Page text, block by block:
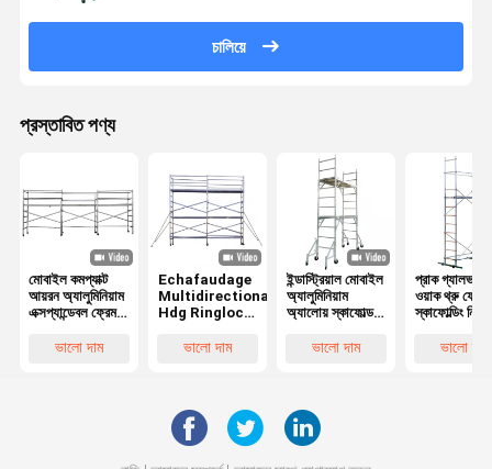
চালিয়ে
প্রস্তাবিত পণ্য
মোবাইল কমপ্যাক্ট
আয়রন অ্যালুমিনিয়াম
এক্সপ্যান্ডেবল ফ্রেম
স্কাফোল্ডিং কাঠের
ভালো দাম
Echafaudage
Multidirectional
Hdg Ringlock
System নির্মাণ
ভালো দাম
ইন্ডাস্ট্রিয়াল মোবাইল
অ্যালুমিনিয়াম
অ্যালোয় স্কাফোল্ড
ভাঁজযোগ্য আয়রন
ভালো দাম
প্রাক
ওয়াক থ্রু ফ্রেম
স্কাফোল্ডিং
ভালো দাম